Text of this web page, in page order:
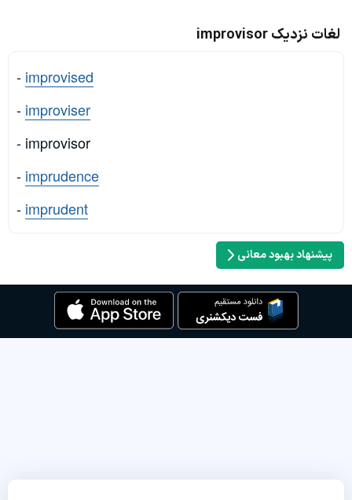
لغات نزدیک improvisor
- improvised
- improviser
- improvisor
- imprudence
- imprudent
پیشنهاد بهبود معانی